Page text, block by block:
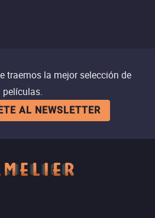
traemos la mejor selección de
películas.
AL NEWSLETTER